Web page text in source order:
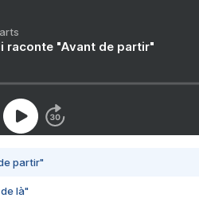
raconte "Avant de partir"
partir"
là"